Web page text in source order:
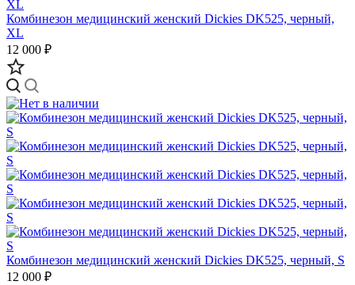
Комбинезон медицинский женский Dickies DK525, черный,
XL
12 000 ₽
Комбинезон медицинский женский Dickies DK525, черный, S
12 000 ₽